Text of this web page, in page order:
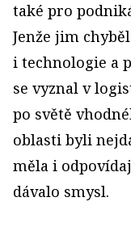
také pro
Jenže jim
i technologie a
se vyznal v
po světě
oblasti byli
měla i
dávalo smysl.